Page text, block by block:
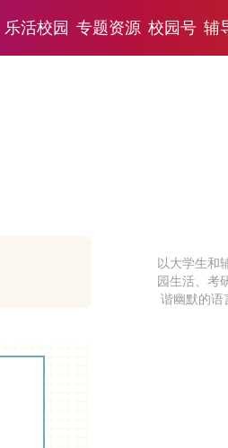
乐活校园 专题资源 校园号 辅
以大学生和
园生活、考
谐幽默的语